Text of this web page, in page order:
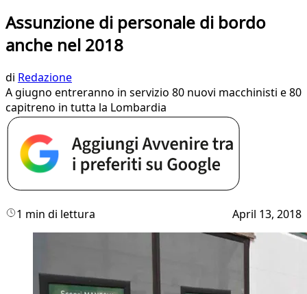
Assunzione di personale di bordo
anche nel 2018
di Redazione
A giugno entreranno in servizio 80 nuovi macchinisti e 80
capitreno in tutta la Lombardia
1 min di lettura April 13, 2018